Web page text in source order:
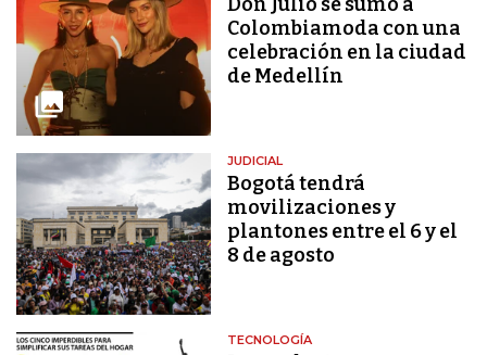
Colombiamoda con una
celebración en la ciudad
de Medellín
JUDICIAL
Bogotá tendrá
movilizaciones y
plantones entre el 6 y el
8 de agosto
TECNOLOGÍA